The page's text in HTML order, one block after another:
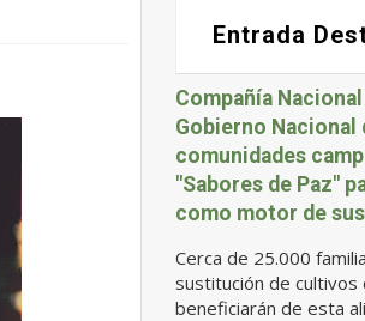
Entrada
Compañía
Gobierno Nacional
comunidades
"Sabores de Paz"
como motor de
Cerca de 25.000
sustitución de cultivos
beneficiarán de esta